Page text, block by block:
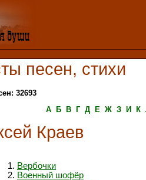
песен, стихи
32693
А
Б В Г Д Е Ж З И К
Краев
Вербочки
Военный шофёр